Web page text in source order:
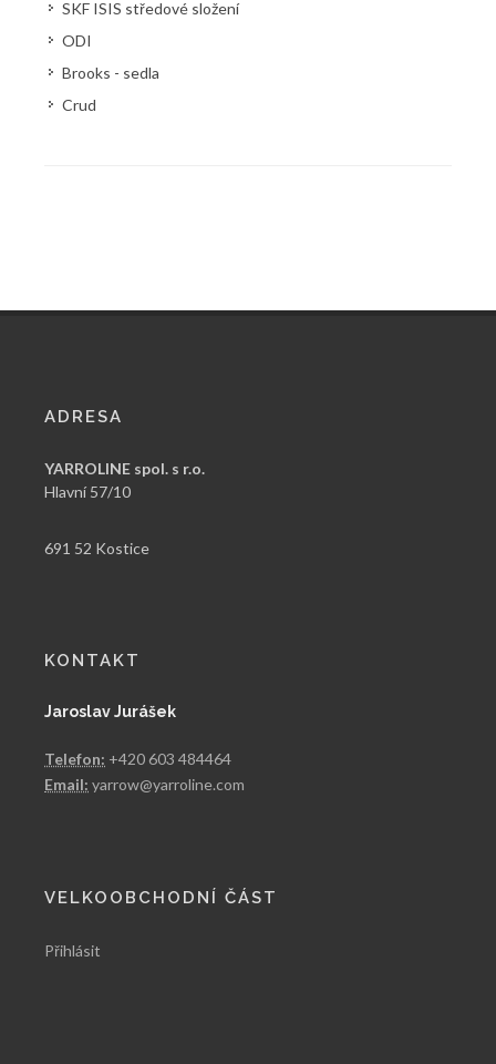
SKF ISIS středové složení
ODI
Brooks - sedla
Crud
ADRESA
YARROLINE spol. s r.o.
Hlavní 57/10
691 52 Kostice
KONTAKT
Jaroslav Jurášek
Telefon: +420 603 484464
Email: yarrow@yarroline.com
VELKOOBCHODNÍ ČÁST
Přihlásit